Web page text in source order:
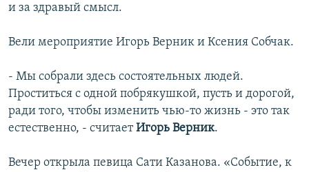
и за здравый смысл.
Вели мероприятие Игорь Верник и Ксения Собчак.
- Мы собрали здесь состоятельных людей.
Проститься с одной побрякушкой, пусть и дорогой,
ради того, чтобы изменить чью-то жизнь - это так
естественно, - считаетИгорь Верник.
Вечер открыла певица Сати Казанова. «Событие, к